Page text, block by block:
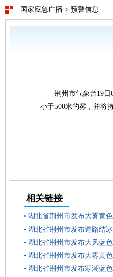
国家应急广播 > 预警信息
荆州市气象台19
小于500米的雾，并将
相关链接
• 湖北省荆州市发布大雾黄
• 湖北省荆州市发布道路结
• 湖北省荆州市发布大风蓝
• 湖北省荆州市发布大雾黄
• 湖北省荆州市发布寒潮蓝